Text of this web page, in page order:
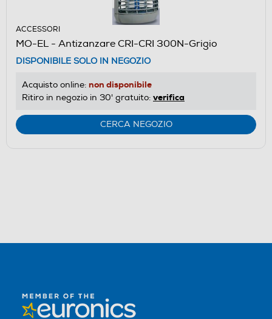
ACCESSORI
MO-EL - Antizanzare CRI-CRI 300N-Grigio
DISPONIBILE SOLO IN NEGOZIO
Acquisto online: non disponibile
Ritiro in negozio in 30' gratuito: verifica
CERCA NEGOZIO